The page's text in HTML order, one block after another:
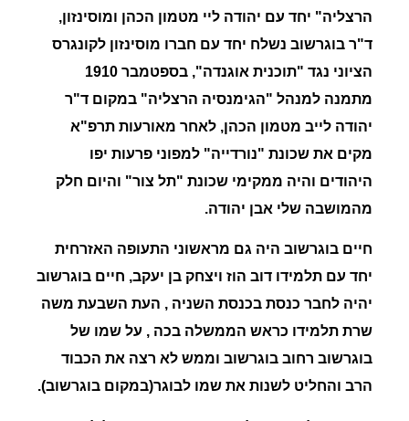
הרצליה" יחד עם יהודה ליי מטמון הכהן ומוסינזון,
ד"ר בוגרשוב נשלח יחד עם חברו מוסינזון לקונגרס
הציוני נגד "תוכנית אוגנדה", בספטמבר 1910
מתמנה למנהל "הגימנסיה הרצליה" במקום ד"ר
יהודה לייב מטמון הכהן, לאחר מאורעות תרפ"א
מקים את שכונת "נורדייה" למפוני פרעות יפו
היהודים והיה ממקימי שכונת "תל צור" והיום חלק
מהמושבה שלי אבן יהודה.
חיים בוגרשוב היה גם מראשוני התעופה האזרחית
יחד עם תלמידו דוב הוז ויצחק בן יעקב, חיים בוגרשוב
יהיה לחבר כנסת בכנסת השניה , העת השבעת משה
שרת תלמידו כראש הממשלה בכה , על שמו של
בוגרשוב רחוב בוגרשוב וממש לא רצה את הכבוד
הרב והחליט לשנות את שמו לבוגר(במקום בוגרשוב).